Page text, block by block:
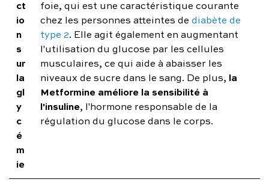
ct
io
n
s
ur
la
gl
y
c
é
m
ie
foie, qui est une caractéristique courante
chez les personnes atteintes de diabète de
type 2. Elle agit également en augmentant
l'utilisation du glucose par les cellules
musculaires, ce qui aide à abaisser les
niveaux de sucre dans le sang. De plus, la
Metformine améliore la sensibilité à
l'insuline, l'hormone responsable de la
régulation du glucose dans le corps.